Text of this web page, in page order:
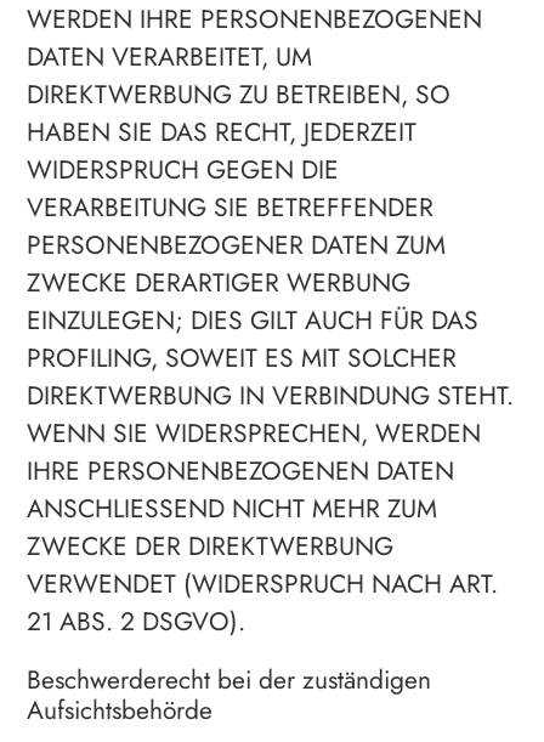
WERDEN IHRE PERSONENBEZOGENEN
DATEN VERARBEITET, UM
DIREKTWERBUNG ZU BETREIBEN, SO
HABEN SIE DAS RECHT, JEDERZEIT
WIDERSPRUCH GEGEN DIE
VERARBEITUNG SIE BETREFFENDER
PERSONENBEZOGENER DATEN ZUM
ZWECKE DERARTIGER WERBUNG
EINZULEGEN; DIES GILT AUCH FÜR DAS
PROFILING, SOWEIT ES MIT SOLCHER
DIREKTWERBUNG IN VERBINDUNG STEHT.
WENN SIE WIDERSPRECHEN, WERDEN
IHRE PERSONENBEZOGENEN DATEN
ANSCHLIESSEND NICHT MEHR ZUM
ZWECKE DER DIREKTWERBUNG
VERWENDET (WIDERSPRUCH NACH ART.
21 ABS. 2 DSGVO).
Beschwerde­recht bei der zuständigen
Aufsichts­behörde